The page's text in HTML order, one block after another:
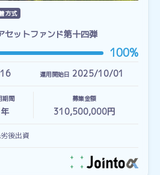
方式
セットファンド第十四弾
100%
運用開始日 2025/10/01
期間
年
募集金額
310,500,000円
後出資